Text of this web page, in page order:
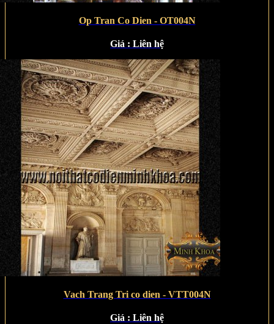
Op Tran Co Dien - OT004N
Giá : Liên hệ
Vach Trang Tri co dien - VTT004N
Giá : Liên hệ